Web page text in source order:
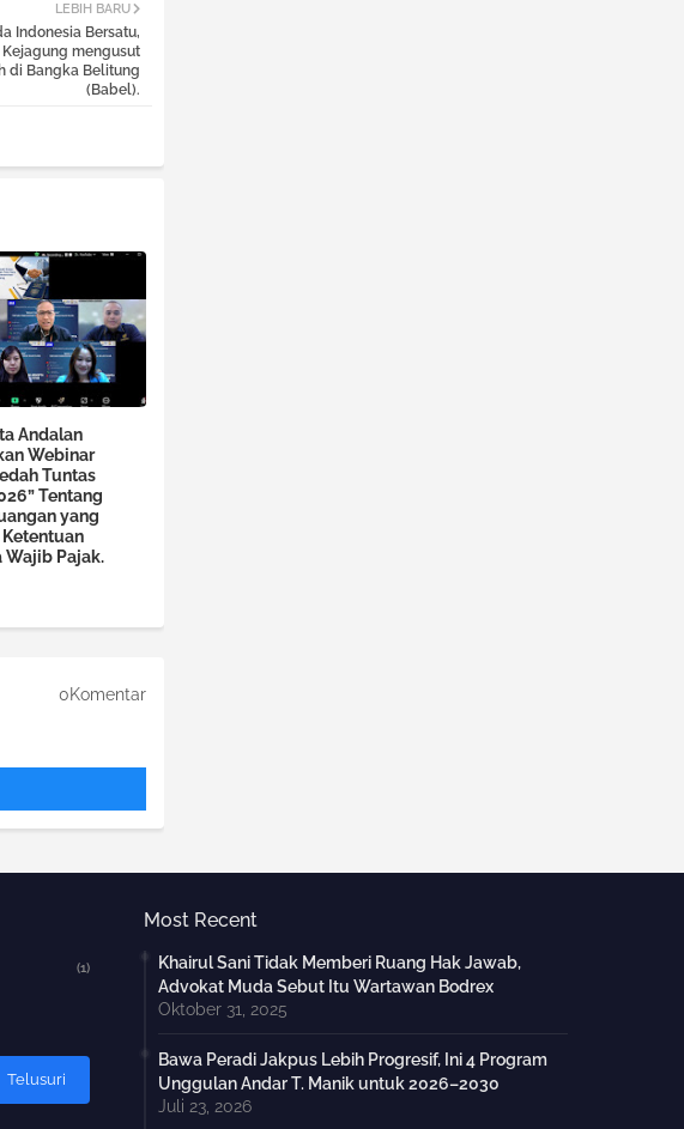
LEBIH BARU
Indonesia Bersatu,
mengusut
di Bangka Belitung
(Babel).
Andalan
Webinar
Tuntas
Tentang
yang
Wajib Pajak.
0Komentar
(1)
Most Recent
Khairul Sani Tidak Memberi Ruang Hak Jawab,
Advokat Muda Sebut Itu Wartawan Bodrex
Oktober 31, 2025
Bawa Peradi Jakpus Lebih Progresif, Ini 4 Program
Unggulan Andar T. Manik untuk 2026–2030
Juli 23, 2026